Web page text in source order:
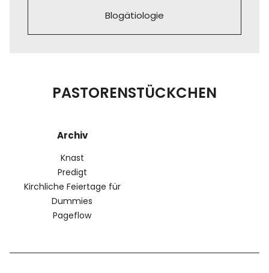
Blogätiologie
PASTORENSTÜCKCHEN
Archiv
Knast
Predigt
Kirchliche Feiertage für
Dummies
Pageflow